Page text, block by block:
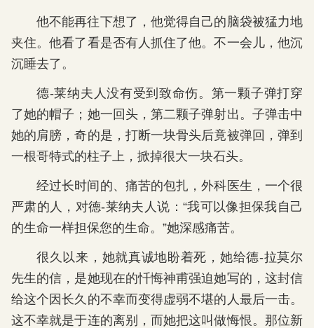
他不能再往下想了，他觉得自己的脑袋被猛力地
夹住。他看了看是否有人抓住了他。不一会儿，他沉
沉睡去了。
德-莱纳夫人没有受到致命伤。第一颗子弹打穿
了她的帽子；她一回头，第二颗子弹射出。子弹击中
她的肩膀，奇的是，打断一块骨头后竟被弹回，弹到
一根哥特式的柱子上，掀掉很大一块石头。
经过长时间的、痛苦的包扎，外科医生，一个很
严肃的人，对德-莱纳夫人说：“我可以像担保我自己
的生命一样担保您的生命。”她深感痛苦。
很久以来，她就真诚地盼着死，她给德-拉莫尔
先生的信，是她现在的忏悔神甫强迫她写的，这封信
给这个因长久的不幸而变得虚弱不堪的人最后一击。
这不幸就是于连的离别，而她把这叫做悔恨。那位新